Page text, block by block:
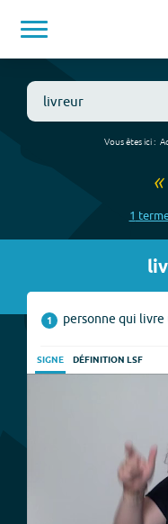
Vous êtes ici :
«
1
1 personne qui livre
SIGNE DÉFINITION LSF